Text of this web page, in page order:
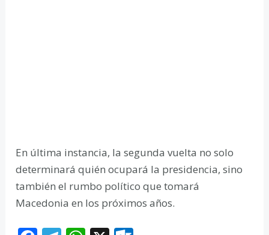
En última instancia, la segunda vuelta no solo
determinará quién ocupará la presidencia, sino
también el rumbo político que tomará
Macedonia en los próximos años.